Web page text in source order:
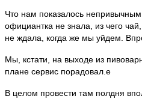
Что нам показалось
официантка не знала, из чего
не ждала, когда же мы уйдем.
Мы, кстати, на выходе из
плане сервис порадовал.е
В целом провести там полдня